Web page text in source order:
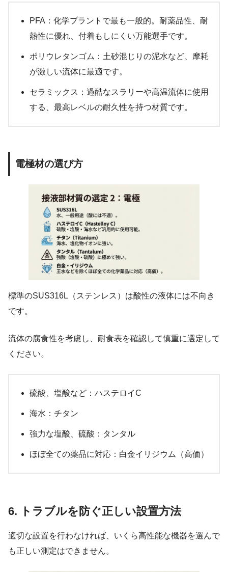
PFA：化学プラントで最も一般的。耐薬品性、耐
熱性に優れ、付着もしにくい万能選手です。
ポリウレタンゴム：土砂混じりの泥水など、摩耗
が激しい流体に最適です。
セラミックス：過酷なスラリーや高温流体に使用
する、最高レベルの耐久性を持つ材質です。
電極材の選び方
標準のSUS316L（ステンレス）は酸性の液体には不向き
です。
流体の腐食性を考慮し、耐食表を確認して慎重に選定して
ください。
硫酸、塩酸など：ハステロイC
海水：チタン
強力な塩酸、硫酸：タンタル
ほぼ全ての薬品に対応：白金イリジウム（高価）
6. トラブルを防ぐ正しい設置方法
適切な設置を行わなければ、いくら高性能な機器を選んで
も正しい測定はできません。